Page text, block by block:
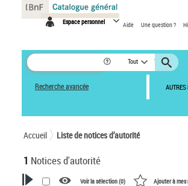
Espace personnel Aide Une question ?
Tout
Recherche avancée AUTRES
Accueil Liste de notices d’autorité
1 Notices d'autorité
Voir la sélection (0) Ajouter à
Panneau de gestion des cookies